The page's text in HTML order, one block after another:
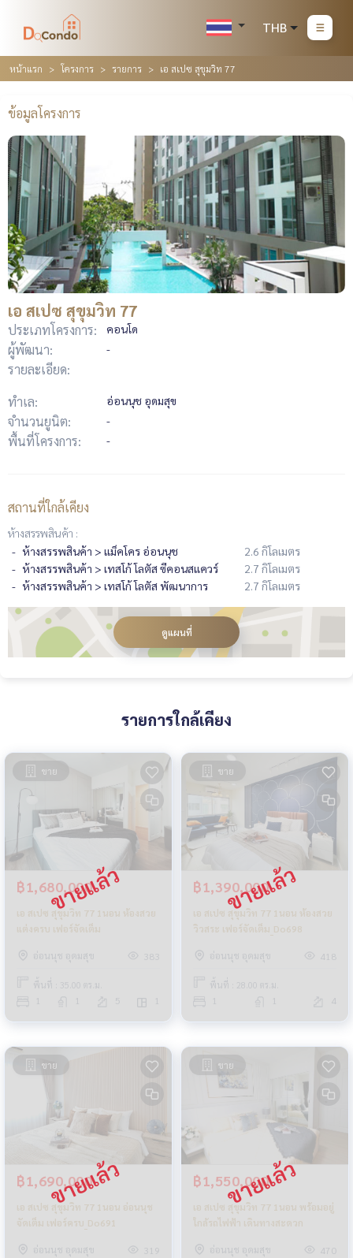
THB
หน้าแรก โครงการ รายการ เอ สเปซ สุขุมวิท 77
ข้อมูลโครงการ
เอ สเปซ สุขุมวิท 77
ประเภทโครงการ: คอนโด
ผู้พัฒนา: -
รายละเอียด:
ทำเล:
อ่อนนุช อุดมสุข
จำนวนยูนิต: -
พื้นที่โครงการ: -
สถานที่ใกล้เคียง
ห้างสรรพสินค้า :
ห้างสรรพสินค้า > แม็คโคร อ่อนนุช
2.6 กิโลเมตร
ห้างสรรพสินค้า > เทสโก้ โลตัส ซีคอนสแควร์
2.7 กิโลเมตร
ห้างสรรพสินค้า > เทสโก้ โลตัส​ พัฒนาการ
2.7 กิโลเมตร
ดูแผนที่
รายการใกล้เคียง
ขาย
฿1,680,000
เอ สเปซ สุขุมวิท 77 1นอน ห้องสวย
แต่งครบ เฟอร์จัดเต็ม
อ่อนนุช อุดมสุข 383
พื้นที่ : 35.00 ตร.ม.
1 1 5 1
ขาย
฿1,390,000
เอ สเปซ สุขุมวิท 77 1นอน ห้องสวย
วิวสระ เฟอร์จัดเต็ม_Do698
อ่อนนุช อุดมสุข 418
พื้นที่ : 28.00 ตร.ม.
1 1 4
ขาย
฿1,690,000
เอ สเปซ สุขุมวิท 77 1นอน อ่อนนุช
จัดเต็ม เฟอร์ครบ_Do691
อ่อนนุช อุดมสุข 319
ขาย
฿1,550,000
เอ สเปซ สุขุมวิท 77 1นอน พร้อมอยู่
ใกล้รถไฟฟ้า เดินทางสะดวก
อ่อนนุช อุดมสุข 470